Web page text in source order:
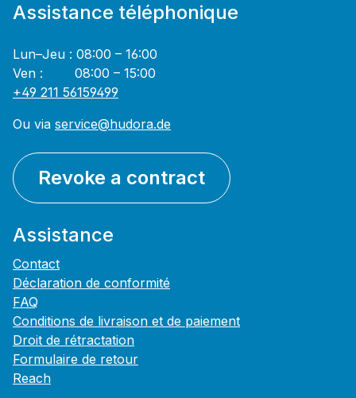
Assistance téléphonique
Lun–Jeu : 08:00 – 16:00
Ven : 08:00 – 15:00
+49 211 56159499
Ou via service@hudora.de
Revoke a contract
Assistance
Contact
Déclaration de conformité
FAQ
Conditions de livraison et de paiement
Droit de rétractation
Formulaire de retour
Reach